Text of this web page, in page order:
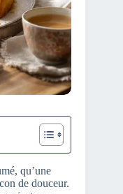
qu’une
de douceur.